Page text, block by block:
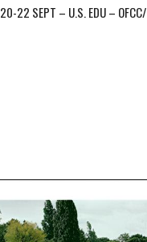
20-22 SEPT – U.S. EDU –